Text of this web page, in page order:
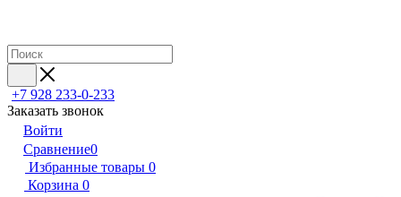
+7 928 233-0-233
Заказать звонок
Войти
Сравнение0
Избранные товары 0
Корзина 0